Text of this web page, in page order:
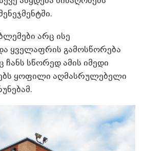
არც ისე
ყველაფრის გამოსწორება
სწორედ ამის იმედი
ყოფილი აღმასრულებელი